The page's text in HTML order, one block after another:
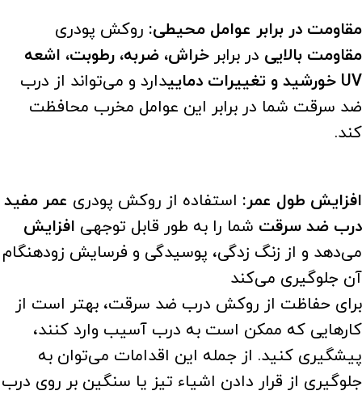
مقاومت در برابر عوامل محیطی: روکش پودری
مقاومت بالایی در برابر خراش، ضربه، رطوبت، اشعه
UV خورشید و تغییرات دمایی
دارد و می‌تواند از درب
ضد سرقت شما در برابر این عوامل مخرب محافظت
کند.
افزایش طول عمر: استفاده از روکش پودری عمر مفید
درب ضد سرقت شما را به طور قابل توجهی افزایش
می‌دهد و از زنگ زدگی، پوسیدگی و فرسایش زودهنگام
آن جلوگیری می‌کند
برای حفاظت از روکش درب ضد سرقت، بهتر است از
کارهایی که ممکن است به درب آسیب وارد کنند،
پیشگیری کنید. از جمله این اقدامات می‌توان به
جلوگیری از قرار دادن اشیاء تیز یا سنگین بر روی درب